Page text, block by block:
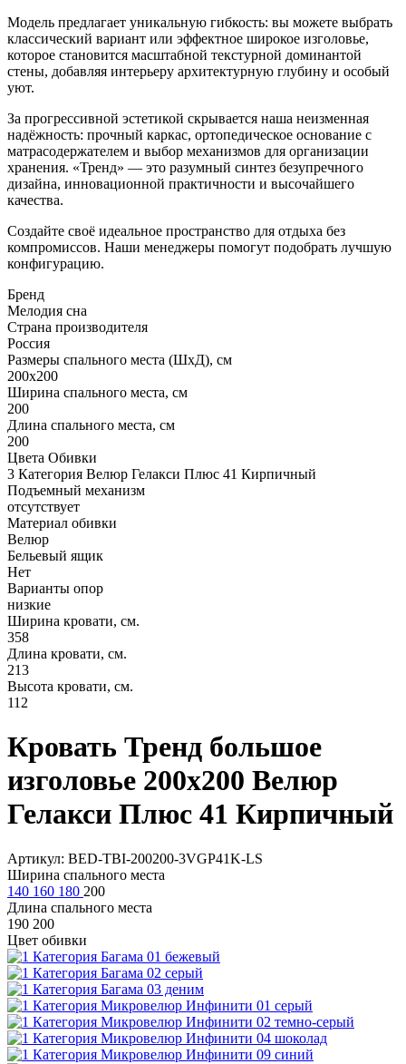
Модель предлагает уникальную гибкость: вы можете выбрать
классический вариант или эффектное широкое изголовье,
которое становится масштабной текстурной доминантой
стены, добавляя интерьеру архитектурную глубину и особый
уют.
За прогрессивной эстетикой скрывается наша неизменная
надёжность: прочный каркас, ортопедическое основание с
матрасодержателем и выбор механизмов для организации
хранения. «Тренд» — это разумный синтез безупречного
дизайна, инновационной практичности и высочайшего
качества.
Создайте своё идеальное пространство для отдыха без
компромиссов. Наши менеджеры помогут подобрать лучшую
конфигурацию.
Бренд
Мелодия сна
Страна производителя
Россия
Размеры спального места (ШхД), см
200х200
Ширина спального места, см
200
Длина спального места, см
200
Цвета Обивки
3 Категория Велюр Гелакси Плюс 41 Кирпичный
Подъемный механизм
отсутствует
Материал обивки
Велюр
Бельевый ящик
Нет
Варианты опор
низкие
Ширина кровати, см.
358
Длина кровати, см.
213
Высота кровати, см.
112
Кровать Тренд большое
изголовье 200х200 Велюр
Гелакси Плюс 41 Кирпичный
Артикул: BED-TBI-200200-3VGP41K-LS
Ширина спального места
140 160 180 200
Длина спального места
190 200
Цвет обивки